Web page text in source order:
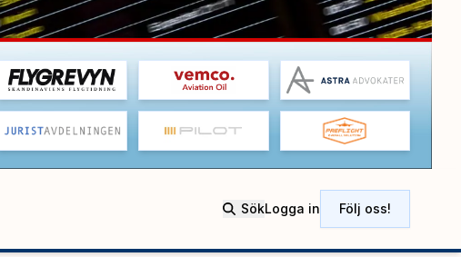
SökLogga in Följ oss!